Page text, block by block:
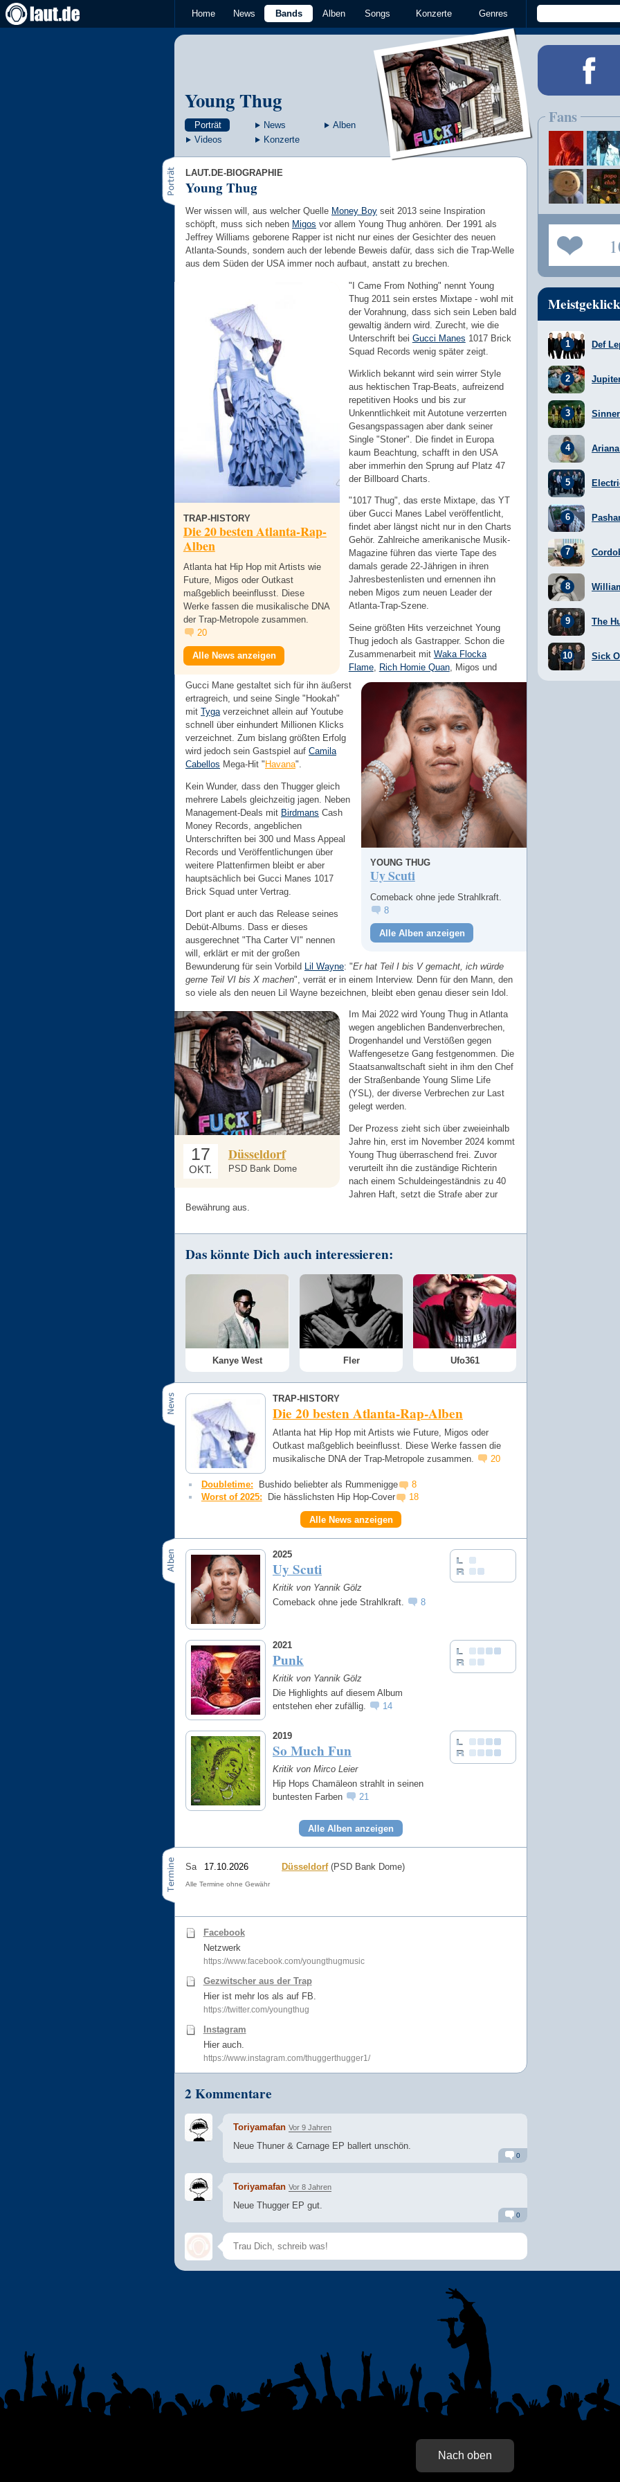
Home News Bands Alben Songs Konzerte Genres
Young Thug
Porträt News
Alben
Videos
Konzerte
LAUT.DE-BIOGRAPHIE
Young Thug
Wer wissen will, aus welcher Quelle Money Boy seit 2013 seine Inspiration
schöpft, muss sich neben Migos vor allem Young Thug anhören. Der 1991 als
Jeffrey Williams geborene Rapper ist nicht nur eines der Gesichter des neuen
Atlanta-Sounds, sondern auch der lebende Beweis dafür, dass sich die Trap-Welle
aus dem Süden der USA immer noch aufbaut, anstatt zu brechen.
TRAP-HISTORY
Die 20 besten Atlanta-Rap-
Alben
Atlanta hat Hip Hop mit Artists wie
Future, Migos oder Outkast
maßgeblich beeinflusst. Diese
Werke fassen die musikalische DNA
der Trap-Metropole zusammen.
20
Alle News anzeigen
"I Came From Nothing" nennt Young
Thug 2011 sein erstes Mixtape - wohl mit
der Vorahnung, dass sich sein Leben bald
gewaltig ändern wird. Zurecht, wie die
Unterschrift bei Gucci Manes 1017 Brick
Squad Records wenig später zeigt.
Wirklich bekannt wird sein wirrer Style
aus hektischen Trap-Beats, aufreizend
repetitiven Hooks und bis zur
Unkenntlichkeit mit Autotune verzerrten
Gesangspassagen aber dank seiner
Single "Stoner". Die findet in Europa
kaum Beachtung, schafft in den USA
aber immerhin den Sprung auf Platz 47
der Billboard Charts.
"1017 Thug", das erste Mixtape, das YT
über Gucci Manes Label veröffentlicht,
findet aber längst nicht nur in den Charts
Gehör. Zahlreiche amerikanische Musik-
Magazine führen das vierte Tape des
damals gerade 22-Jährigen in ihren
Jahresbestenlisten und ernennen ihn
neben Migos zum neuen Leader der
Atlanta-Trap-Szene.
YOUNG THUG
Uy Scuti
Comeback ohne jede Strahlkraft.
8
Alle Alben anzeigen
Seine größten Hits verzeichnet Young
Thug jedoch als Gastrapper. Schon die
Zusammenarbeit mit Waka Flocka
Flame, Rich Homie Quan, Migos und
Gucci Mane gestaltet sich für ihn äußerst
ertragreich, und seine Single "Hookah"
mit Tygaverzeichnet allein auf Youtube
schnell über einhundert Millionen Klicks
verzeichnet. Zum bislang größten Erfolg
wird jedoch sein Gastspiel auf Camila
Cabellos Mega-Hit " Havana".
Kein Wunder, dass den Thugger gleich
mehrere Labels gleichzeitig jagen. Neben
Management-Deals mit Birdmans Cash
Money Records, angeblichen
Unterschriften bei 300 und Mass Appeal
Records und Veröffentlichungen über
weitere Plattenfirmen bleibt er aber
hauptsächlich bei Gucci Manes 1017
Brick Squad unter Vertrag.
Dort plant er auch das Release seines
Debüt-Albums. Dass er dieses
ausgerechnet "Tha Carter VI" nennen
will, erklärt er mit der großen
Bewunderung für sein Vorbild Lil Wayne: "Er hat Teil I bis V gemacht, ich würde
gerne Teil VI bis X machen", verrät er in einem Interview. Denn für den Mann, den
so viele als den neuen Lil Wayne bezeichnen, bleibt eben genau dieser sein Idol.
17
OKT.
Düsseldorf
PSD Bank Dome
Im Mai 2022 wird Young Thug in Atlanta
wegen angeblichen Bandenverbrechen,
Drogenhandel und Verstößen gegen
Waffengesetze Gang festgenommen. Die
Staatsanwaltschaft sieht in ihm den Chef
der Straßenbande Young Slime Life
(YSL), der diverse Verbrechen zur Last
gelegt werden.
Der Prozess zieht sich über zweieinhalb
Jahre hin, erst im November 2024 kommt
Young Thug überraschend frei. Zuvor
verurteilt ihn die zuständige Richterin
nach einem Schuldeingeständnis zu 40
Jahren Haft, setzt die Strafe aber zur
Bewährung aus.
Das könnte Dich auch interessieren:
Kanye West Fler Ufo361
TRAP-HISTORY
Die 20 besten Atlanta-Rap-Alben
Atlanta hat Hip Hop mit Artists wie Future, Migos oder
Outkast maßgeblich beeinflusst. Diese Werke fassen die
musikalische DNA der Trap-Metropole zusammen.
20
Doubletime: Bushido beliebter als Rummenigge
8
Worst of 2025:
Die hässlichsten Hip Hop-Cover 18
Alle News anzeigen
2025
Uy Scuti
Kritik von Yannik Gölz
Comeback ohne jede Strahlkraft.
8
2021
Punk
Kritik von Yannik Gölz
Die Highlights auf diesem Album
entstehen eher zufällig.
14
2019
So Much Fun
Kritik von Mirco Leier
Hip Hops Chamäleon strahlt in seinen
buntesten Farben
21
Alle Alben anzeigen
Sa 17.10.2026 Düsseldorf(PSD Bank Dome)
Alle Termine ohne Gewähr
Facebook
Netzwerk
https://www.facebook.com/youngthugmusic
Gezwitscher aus der Trap
Hier ist mehr los als auf FB.
https://twitter.com/youngthug
Instagram
Hier auch.
https://www.instagram.com/thuggerthugger1/
2 Kommentare
Toriyamafan Vor 9 Jahren
Neue Thuner & Carnage EP ballert unschön.
Alarm Antworten
0
Toriyamafan Vor 8 Jahren
Neue Thugger EP gut.
Alarm Antworten
0
Speichern
Fans
Def
Sinner
The
Sick
Nach oben